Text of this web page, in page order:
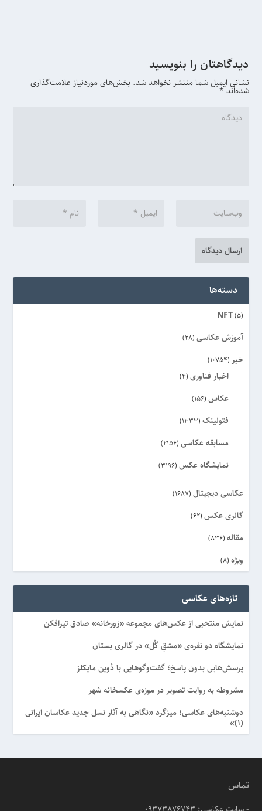
دیدگاهتان را بنویسید
نشانی ایمیل شما منتشر نخواهد شد. بخش‌های موردنیاز علامت‌گذاری
شده‌اند*
دسته‌ها
NFT(5)
آموزش عکاسی (28)
خبر (10754)
اخبار فناوری (4)
عکاس (156)
فتولینک (1333)
مسابقه عکاسی (2156)
نمایشگاه عکس (3196)
عکاسی دیجیتال (1687)
گالری عکس (62)
مقاله (836)
ویژه (8)
تازه‌های عکاسی
نمایش منتخبی از عکس‌های مجموعه «زورخانه» صادق تیرافکن
نمایشگاه دو نفره‌ی «مشقِ گُل» در گالری بستان
پرسش‌هایی بدون پاسخ؛ گفت‌وگوهایی با دُوین مایکلز
مشروطه به روایت تصویر در موزه‌ی عکسخانه شهر
دوشنبه‌های عکاسی؛ میزگرد «نگاهی به آثار نسل جدید عکاسان ایرانی
(۱)»
تماس